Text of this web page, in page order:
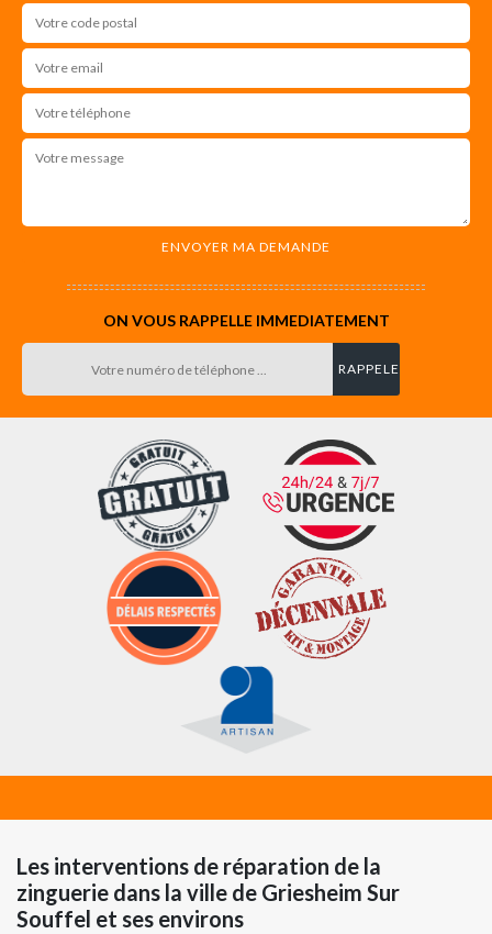
ON VOUS RAPPELLE IMMEDIATEMENT
Les interventions de réparation de la
zinguerie dans la ville de Griesheim Sur
Souffel et ses environs